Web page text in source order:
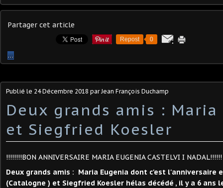
Partager cet article
Repost 0
…
Publié le 24 Décembre 2018 par Jean François Duchamp
Deux grands amis :
et Siegfried Koesler
!!!!!!!!BON ANNIVERSAIRE MARIA EUGENIA CASTELVI I NADAL!!!!!!
Deux grands amis : Maria Eugenia dont c'est l'anniversaire
(Catalogne ) et Siegfried Koesler hélas décédé , il y a 6 ans